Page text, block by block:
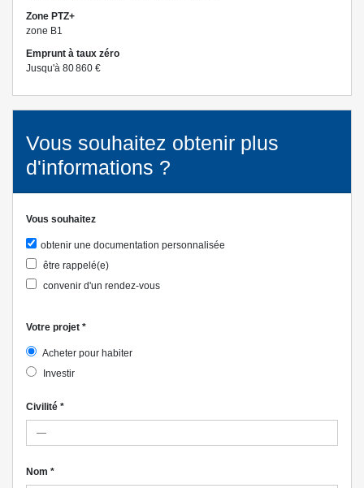
Zone PTZ+
zone B1
Emprunt à taux zéro
Jusqu'à 80 860 €
Vous souhaitez obtenir plus
d'informations ?
Vous souhaitez
obtenir une documentation personnalisée
être rappelé(e)
convenir d'un rendez-vous
Votre projet *
Acheter pour habiter
Investir
Civilité *
Nom *